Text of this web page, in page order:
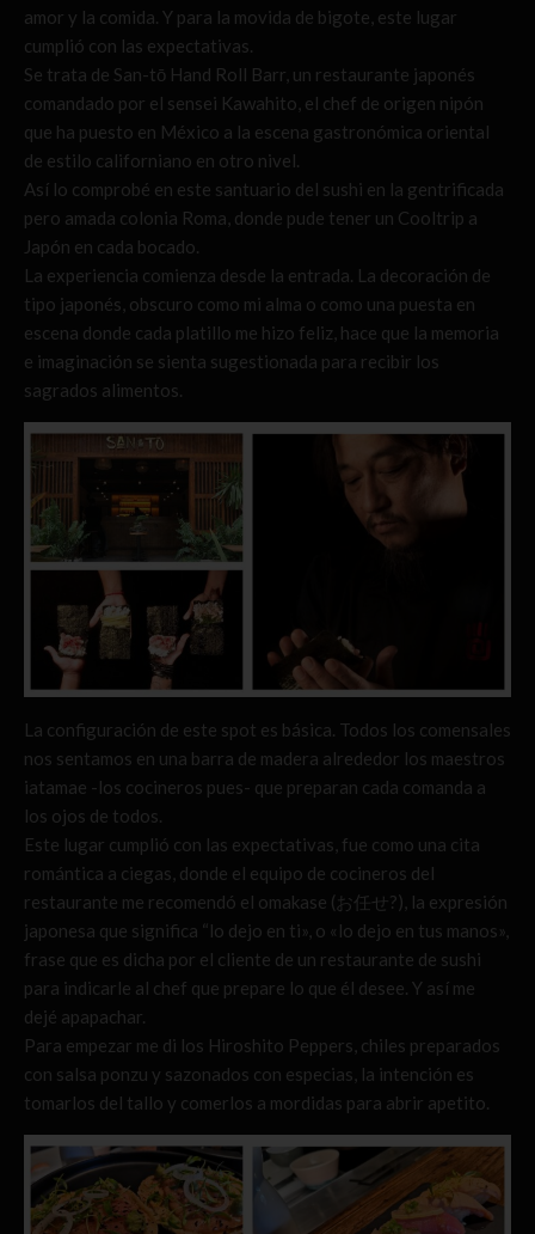
amor y la comida. Y para la movida de bigote, este lugar
cumplió con las expectativas.
Se trata de San-tō Hand Roll Barr, un restaurante japonés
comandado por el sensei Kawahito, el chef de origen nipón
que ha puesto en México a la escena gastronómica oriental
de estilo californiano en otro nivel.
Así lo comprobé en este santuario del sushi en la gentrificada
pero amada colonia Roma, donde pude tener un Cooltrip a
Japón en cada bocado.
La experiencia comienza desde la entrada. La decoración de
tipo japonés, obscuro como mi alma o como una puesta en
escena donde cada platillo me hizo feliz, hace que la memoria
e imaginación se sienta sugestionada para recibir los
sagrados alimentos.
La configuración de este spot es básica. Todos los comensales
nos sentamos en una barra de madera alrededor los maestros
iatamae -los cocineros pues- que preparan cada comanda a
los ojos de todos.
Este lugar cumplió con las expectativas, fue como una cita
romántica a ciegas, donde el equipo de cocineros del
restaurante me recomendó el omakase (お任せ?), la expresión
japonesa que significa “lo dejo en ti», o «lo dejo en tus manos»,
frase que es dicha por el cliente de un restaurante de sushi
para indicarle al chef que prepare lo que él desee. Y así me
dejé apapachar.
Para empezar me di los Hiroshito Peppers, chiles preparados
con salsa ponzu y sazonados con especias, la intención es
tomarlos del tallo y comerlos a mordidas para abrir apetito.